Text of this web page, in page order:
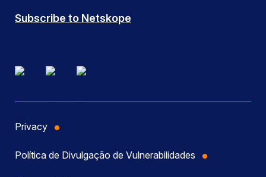
Subscribe to Netskope
Privacy
Política de Divulgação de Vulnerabilidades